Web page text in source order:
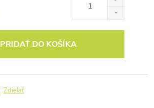
PRIDAŤ DO KOŠÍKA
Zdieľať